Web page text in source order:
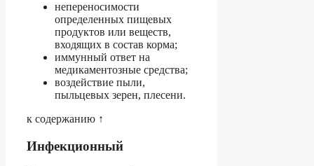
непереносимости
определенных пищевых
продуктов или веществ,
входящих в состав корма;
иммунный ответ на
медикаментозные средства;
воздействие пыли,
пыльцевых зерен, плесени.
к содержанию ↑
Инфекционный